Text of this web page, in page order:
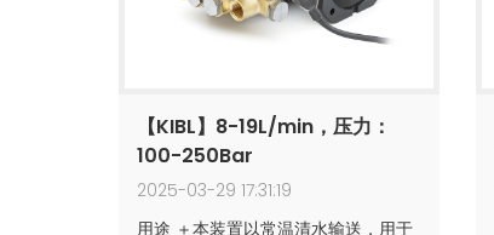
【KIBL】8-19L/min，压力：
100-250Bar
2025-03-29 17:31:19
用途 ＋本装置以常温清水输送，用于